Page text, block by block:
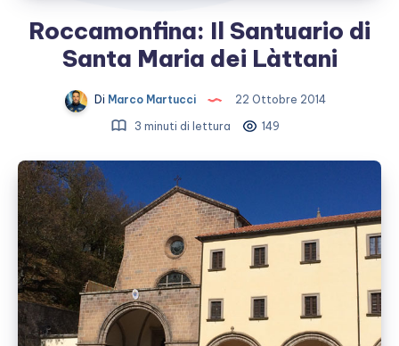
Roccamonfina: Il Santuario di
Santa Maria dei Làttani
Di Marco Martucci
22 Ottobre 2014
3 minuti di lettura
149